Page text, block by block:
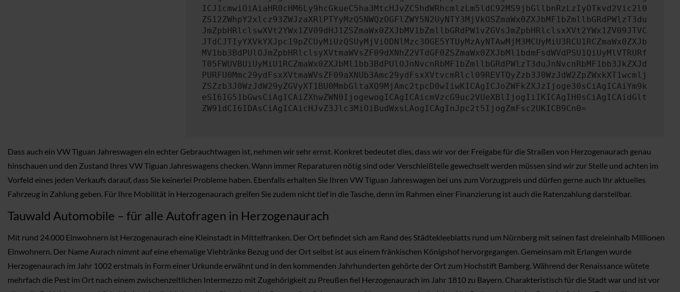
ICJ1cmwiOiAiaHR0cHM6Ly9hcGkueC5ha3MtcHJvZC5hdWRhcmlzLm5ldC92MS9jbGllbnRzLzIyOTkvd2Vic2l0
ZS12ZWhpY2xlcz93ZWJzaXRlPTYyMzQ5NWQzOGFlZWY5N2UyNTY3MjVkOSZmaWx0ZXJbMF1bZmllbGRdPWlzT3du
JmZpbHRlclswXVt2YWx1ZV09dHJ1ZSZmaWx0ZXJbMV1bZmllbGRdPW1vZGVsJmZpbHRlclsxXVt2YWx1ZV09JTVC
JTdCJTIyYXVkYXJpc19pZCUyMiUzQSUyMjViODNlMzc3OGE5YTUyMzAyNTAwMjM3MCUyMiU3RCU1RCZmaWx0ZXJb
MV1bb3BdPUlOJmZpbHRlclsyXVtmaWVsZF09dXNhZ2VTdGF0ZSZmaWx0ZXJbMl1bdmFsdWVdPSU1QiUyMlVTRURf
T05FWUVBUiUyMiU1RCZmaWx0ZXJbMl1bb3BdPUlOJnNvcnRbMF1bZmllbGRdPWlzT3duJnNvcnRbMF1bb3JkZXJd
PURFU0Mmc29ydFsxXVtmaWVsZF09aXNUb3Amc29ydFsxXVtvcmRlcl09REVTQyZzb3J0WzJdW2ZpZWxkXT1wcmlj
ZSZzb3J0WzJdW29yZGVyXT1BU0MmbGltaXQ9MjAmc2tpcD0wIiwKICAgICJoZWFkZXJzIjoge30sCiAgICAiYm9k
eSI6IG51bGwsCiAgICAiZXhwZWN0IjogewogICAgICAicmVzcG9uc2VUeXBlIjogIiIKICAgIH0sCiAgICAidGlt
ZW91dCI6IDAsCiAgICAicHJvZ3Jlc3MiOiBudWxsLAogICAgInJpc2t5IjogZmFsc2UKICB9Cn0=
Dass auch ein VW Tiguan Jahreswagen ein echter Gebrauchtwagen ist, nehmen wir sehr ernst. Konkret bedeutet dies, dass wir vor der Freigabe für die Straßen von Herzogenaurach genau
hinschauen und den Zustand Ihres VW Tiguan Jahreswagens checken. Wann immer Reparaturen nötig sind oder Verschleißteile gewechselt werden müssen sind wir zur Stelle und achten im
Vorfeld eines jeden Verkaufs darauf, dass Sie keinerlei Probleme haben. Ebenfalls erhalten Sie Ihren VW Tiguan Jahreswagen bei uns zum Vorzugpreis und dürfen gerne auch Ihr aktuelles
Fahrzeug in Zahlung geben. Für Ihre Mobilität in Herzogenaurach greifen Sie zudem nicht tief in die Tasche, denn im Rahmen einer Finanzierung ist auch die Ratenzahlung darstellbar.
Tauwald Automobile – für alle Autofragen in Herzogenaurach
Mit rund 24.000 Einwohnern ist Herzogenaurach eine Kleinstadt in Mittelfranken. Der Ort befindet sich am Rand des Städtekleeblatts rund um Nürnberg mit seinen fast dreieinhalb Millionen
Einwohnern. Der Name Aurach nimmt auf eine ehemalige Viehtränke Bezug und der Ort selbst ist aus einem fränkischen Königshof hervorgegangen. Gemeinsam mit Erlangen wurde
Herzogenaurach im Jahr 1002 erstmals in Form einer Urkunde erwähnt und in den kommenden Jahrhunderten gehörte der Ort zum Hochstift Bamberg. Während der Renaissance wütete
mehrfach die Pest im Ort nach einem zwischenzeitlichen Intermezzo mit Zugehörigkeit zu Preußen fiel Herzogenaurach im Jahr 1810 zu Bayern. Charakteristisch für die Stadt war und ist vor